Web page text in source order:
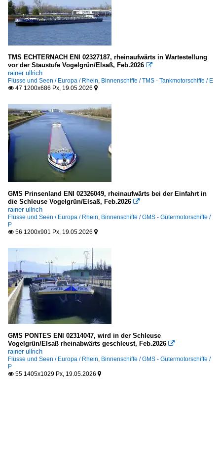
TMS ECHTERNACH ENI 02327187, rheinaufwärts in Wartestellung
vor der Staustufe Vogelgrün/Elsaß, Feb.2026 
rainer ullrich
Flüsse und Seen / Europa / Rhein Binnenschiffe / TMS - Tankmotorschiffe / E
 47 1200x686 Px, 19.05.2026 
GMS Prinsenland ENI 02326049, rheinaufwärts bei der Einfahrt in
die Schleuse Vogelgrün/Elsaß, Feb.2026 
rainer ullrich
Flüsse und Seen / Europa / Rhein Binnenschiffe / GMS - Gütermotorschiffe /
P
 56 1200x901 Px, 19.05.2026 
GMS PONTES ENI 02314047, wird in der Schleuse
Vogelgrün/Elsaß rheinabwärts geschleust, Feb.2026 
rainer ullrich
Flüsse und Seen / Europa / Rhein Binnenschiffe / GMS - Gütermotorschiffe /
P
 55 1405x1029 Px, 19.05.2026 